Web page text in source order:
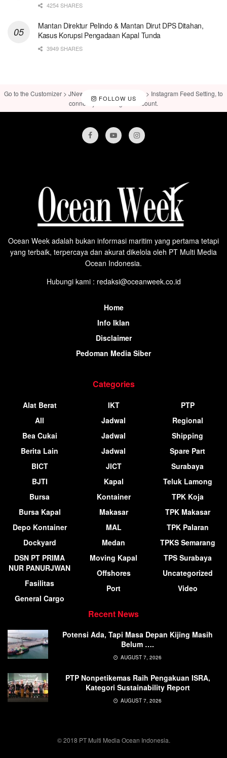
4254 SHARES
Mantan Direktur Pelindo & Mantan Dirut DPS Ditahan,
Kasus Korupsi Pengadaan Kapal Tunda
3949 SHARES
FOLLOW US
Go to the Customizer > JNews : Social, Like & View > Instagram Feed Setting, to
connect your Instagram account.
Ocean Week adalah bukan informasi maritim yang pertama tetapi
yang terbaik, terpercaya dan akurat dikelola oleh PT Multi Media
Ocean Indonesia.
Hubungi kami : redaksi@oceanweek.co.id
Home
Info Iklan
Disclaimer
Pedoman Media Siber
Categories
Alat Berat
All
Bea Cukai
Berita Lain
BICT
BJTI
Bursa
Bursa Kapal
Depo Kontainer
Dockyard
DSN PT PRIMA
NUR PANURJWAN
Fasilitas
General Cargo
IKT
Jadwal
Jadwal
Jadwal
JICT
Kapal
Kontainer
Makasar
MAL
Medan
Moving Kapal
Offshores
Port
PTP
Regional
Shipping
Spare Part
Surabaya
Teluk Lamong
TPK Koja
TPK Makasar
TPK Palaran
TPKS Semarang
TPS Surabaya
Uncategorized
Video
Recent News
Potensi Ada, Tapi Masa Depan Kijing Masih
Belum ….
AUGUST 7, 2026
PTP Nonpetikemas Raih Pengakuan ISRA,
Kategori Sustainability Report
AUGUST 7, 2026
© 2018 PT Multi Media Ocean Indonesia.